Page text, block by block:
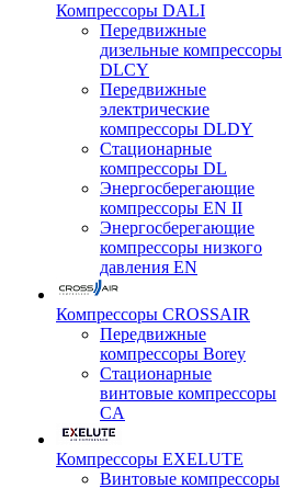
Компрессоры DALI
Передвижные
дизельные компрессоры
DLCY
Передвижные
электрические
компрессоры DLDY
Стационарные
компрессоры DL
Энергосберегающие
компрессоры EN II
Энергосберегающие
компрессоры низкого
давления EN
Компрессоры CROSSAIR
Передвижные
компрессоры Borey
Стационарные
винтовые компрессоры
CA
Компрессоры EXELUTE
Винтовые компрессоры